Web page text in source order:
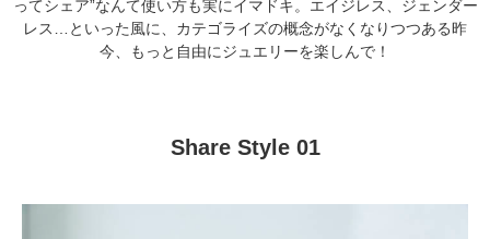
ってシェア”なんて使い方も実にイマドキ。エイジレス、ジェンダー
レス…といった風に、カテゴライズの概念がなくなりつつある昨
今、もっと自由にジュエリーを楽しんで！
Share Style 01